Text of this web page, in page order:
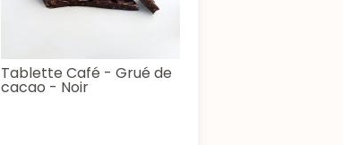
Tablette Café - Grué de
cacao - Noir